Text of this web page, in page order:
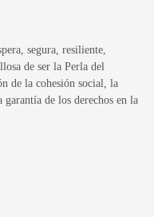
segura, resiliente,
de ser la Perla del
de la cohesión social, la
de los derechos en la